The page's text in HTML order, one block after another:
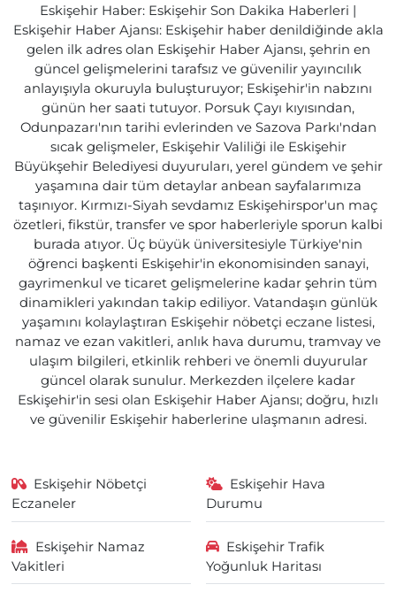
Eskişehir Haber: Eskişehir Son Dakika Haberleri |
Eskişehir Haber Ajansı: Eskişehir haber denildiğinde akla
gelen ilk adres olan Eskişehir Haber Ajansı, şehrin en
güncel gelişmelerini tarafsız ve güvenilir yayıncılık
anlayışıyla okuruyla buluşturuyor; Eskişehir'in nabzını
günün her saati tutuyor. Porsuk Çayı kıyısından,
Odunpazarı'nın tarihi evlerinden ve Sazova Parkı'ndan
sıcak gelişmeler, Eskişehir Valiliği ile Eskişehir
Büyükşehir Belediyesi duyuruları, yerel gündem ve şehir
yaşamına dair tüm detaylar anbean sayfalarımıza
taşınıyor. Kırmızı-Siyah sevdamız Eskişehirspor'un maç
özetleri, fikstür, transfer ve spor haberleriyle sporun kalbi
burada atıyor. Üç büyük üniversitesiyle Türkiye'nin
öğrenci başkenti Eskişehir'in ekonomisinden sanayi,
gayrimenkul ve ticaret gelişmelerine kadar şehrin tüm
dinamikleri yakından takip ediliyor. Vatandaşın günlük
yaşamını kolaylaştıran Eskişehir nöbetçi eczane listesi,
namaz ve ezan vakitleri, anlık hava durumu, tramvay ve
ulaşım bilgileri, etkinlik rehberi ve önemli duyurular
güncel olarak sunulur. Merkezden ilçelere kadar
Eskişehir'in sesi olan Eskişehir Haber Ajansı; doğru, hızlı
ve güvenilir Eskişehir haberlerine ulaşmanın adresi.
Eskişehir Nöbetçi
Eczaneler
Eskişehir Hava
Durumu
Eskişehir Namaz
Vakitleri
Eskişehir Trafik
Yoğunluk Haritası